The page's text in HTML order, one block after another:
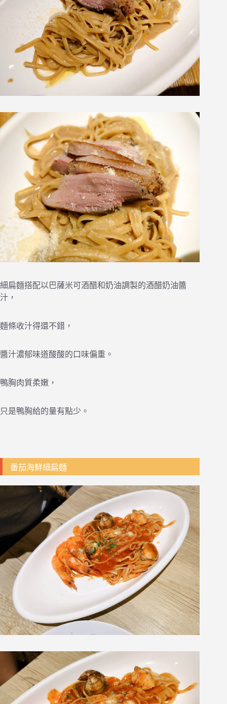
細扁麵搭配以巴薩米可酒醋和奶油調製的酒醋奶油醬
汁，
麵條收汁得還不錯，
醬汁濃郁味道酸酸的口味偏重。
鴨胸肉質柔嫩，
只是鴨胸給的量有點少。
番茄海鮮細扁麵